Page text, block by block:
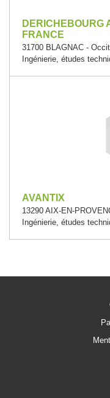
DERICHEBOURG
FRANCE
31700 BLAGNAC -
Ingénierie, études
AVANTIX
13290 AIX-EN-
Ingénierie, études